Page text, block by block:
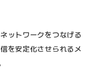
ットワークをつなげる
を安定化させられるメ